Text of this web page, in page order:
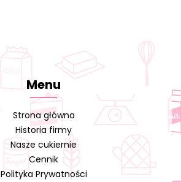
Menu
Strona główna
Historia firmy
Nasze cukiernie
Cennik
Polityka Prywatności